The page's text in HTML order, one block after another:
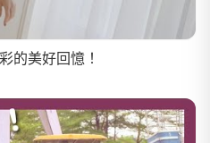
的美好回憶！